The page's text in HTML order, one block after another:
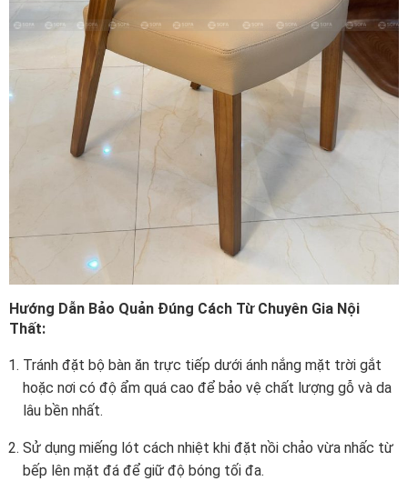
Hướng Dẫn Bảo Quản Đúng Cách Từ Chuyên Gia Nội
Thất:
Tránh đặt bộ bàn ăn trực tiếp dưới ánh nắng mặt trời gắt
hoặc nơi có độ ẩm quá cao để bảo vệ chất lượng gỗ và da
lâu bền nhất.
Sử dụng miếng lót cách nhiệt khi đặt nồi chảo vừa nhấc từ
bếp lên mặt đá để giữ độ bóng tối đa.